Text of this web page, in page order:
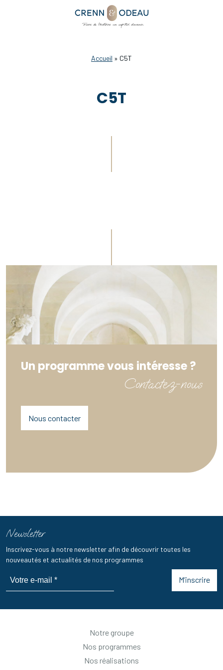
Accueil » C5T
C5T
Un programme vous intéresse ?
Contactez-nous
Nous contacter
Newsletter
Inscrivez-vous à notre newsletter afin de découvrir toutes les
nouveautés et actualités de nos programmes
M’inscrire
Notre groupe
Nos programmes
Nos réalisations